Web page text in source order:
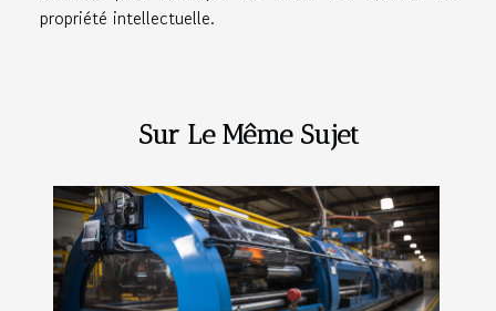
propriété intellectuelle.
Sur Le Même Sujet